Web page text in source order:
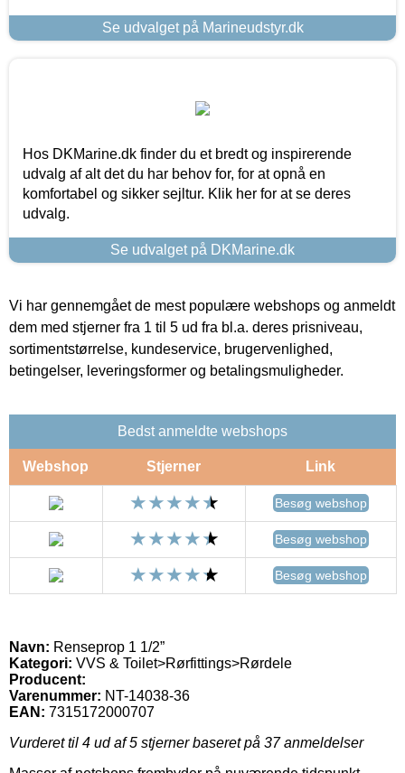
Se udvalget på Marineudstyr.dk
Hos DKMarine.dk finder du et bredt og inspirerende
udvalg af alt det du har behov for, for at opnå en
komfortabel og sikker sejltur. Klik her for at se deres
udvalg.
Se udvalget på DKMarine.dk
Vi har gennemgået de mest populære webshops og anmeldt
dem med stjerner fra 1 til 5 ud fra bl.a. deres prisniveau,
sortimentstørrelse, kundeservice, brugervenlighed,
betingelser, leveringsformer og betalingsmuligheder.
Bedst anmeldte webshops
Webshop Stjerner Link
Besøg webshop
Besøg webshop
Besøg webshop
Navn: Renseprop 1 1/2”
Kategori: VVS & Toilet>Rørfittings>Rørdele
Producent:
Varenummer: NT-14038-36
EAN: 7315172000707
Vurderet til 4 ud af 5 stjerner baseret på 37anmeldelser